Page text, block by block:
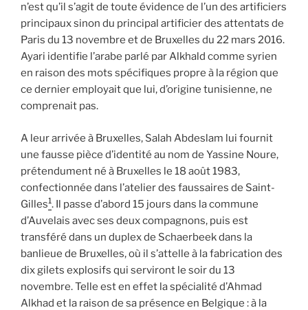
n’est qu’il s’agit de toute évidence de l’un des artificiers
principaux sinon du principal artificier des attentats de
Paris du 13 novembre et de Bruxelles du 22 mars 2016.
Ayari identifie l’arabe parlé par Alkhald comme syrien
en raison des mots spécifiques propre à la région que
ce dernier employait que lui, d’origine tunisienne, ne
comprenait pas.
A leur arrivée à Bruxelles, Salah Abdeslam lui fournit
une fausse pièce d’identité au nom de Yassine Noure,
prétendument né à Bruxelles le 18 août 1983,
confectionnée dans l’atelier des faussaires de Saint-
Gilles1. Il passe d’abord 15 jours dans la commune
d’Auvelais avec ses deux compagnons, puis est
transféré dans un duplex de Schaerbeek dans la
banlieue de Bruxelles, où il s’attelle à la fabrication des
dix gilets explosifs qui serviront le soir du 13
novembre. Telle est en effet la spécialité d’Ahmad
Alkhad et la raison de sa présence en Belgique : à la